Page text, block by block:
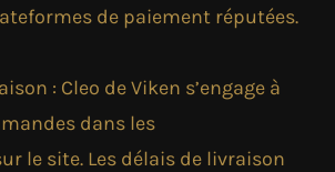
de paiement réputées.
: Cleo de Viken s’engage à
dans les
le site. Les délais de livraison